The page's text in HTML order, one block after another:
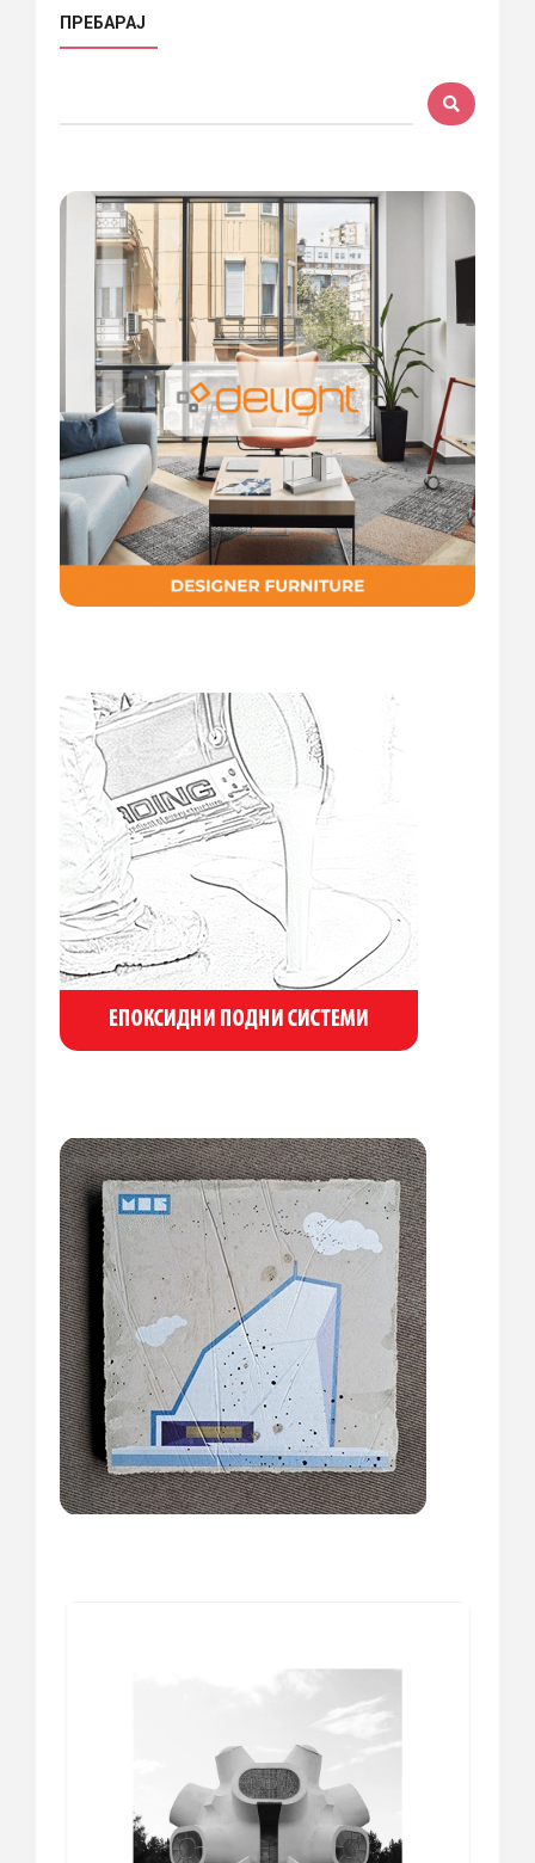
ПРЕБАРАЈ